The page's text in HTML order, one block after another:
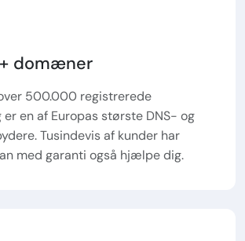
domæner
500.000 registrerede
en af Europas største DNS- og
Tusindevis af kunder har
med garanti også hjælpe dig.